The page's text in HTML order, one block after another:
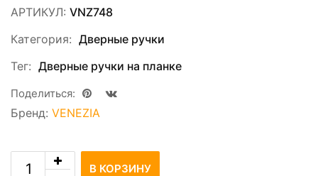
АРТИКУЛ: VNZ748
Категория: Дверные ручки
Тег: Дверные ручки на планке
Поделиться:
Бренд: VENEZIA
В КОРЗИНУ